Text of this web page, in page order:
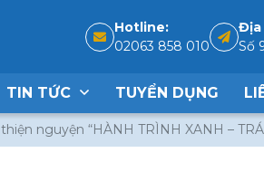
Hotline:
02063 858 010
Địa
Số
TIN TỨC TUYỂN DỤNG
nguyện “HÀNH TRÌNH XANH –